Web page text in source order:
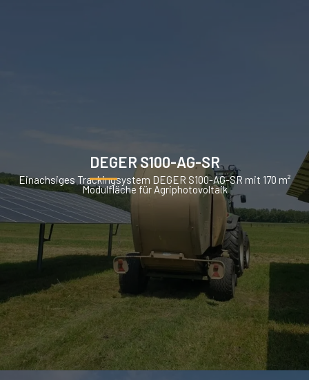
DEGER S100-AG-SR
Einachsiges Trackingsystem DEGER S100-AG-SR mit 170 m²
Modulfläche für Agriphotovoltaik